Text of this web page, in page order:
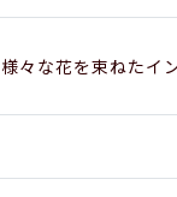
様々な花を束ねたイ